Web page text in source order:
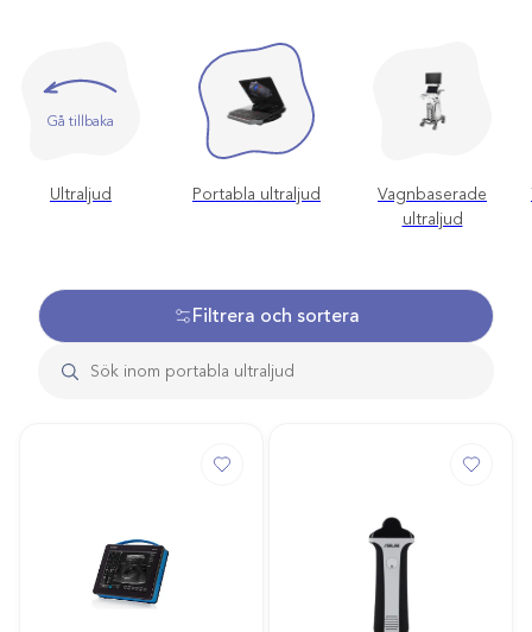
Gå tillbaka
Ultraljud Portabla ultraljud
Vagnbaserade
ultraljud
Filtrera och sortera